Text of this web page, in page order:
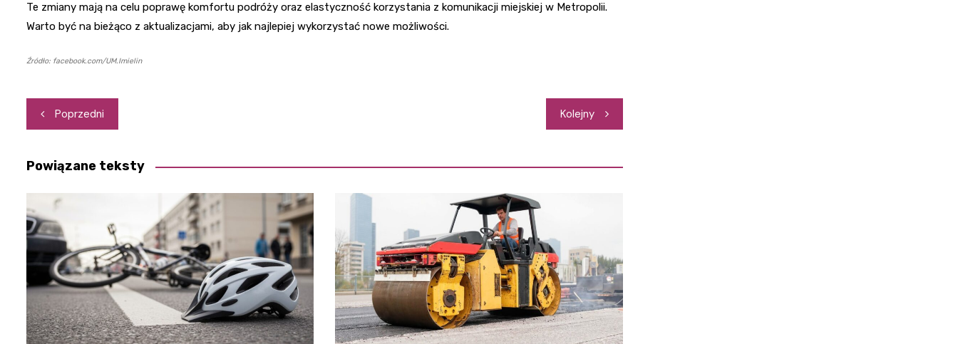
Te zmiany mają na celu poprawę komfortu podróży oraz elastyczność korzystania z komunikacji miejskiej w Metropolii.
Warto być na bieżąco z aktualizacjami, aby jak najlepiej wykorzystać nowe możliwości.
Źródło: facebook.com/UM.Imielin
Nawigacja
wpisu
Poprzedni Kolejny
Powiązane teksty